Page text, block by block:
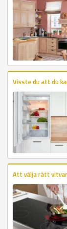
Visste du att du
Att välja rätt